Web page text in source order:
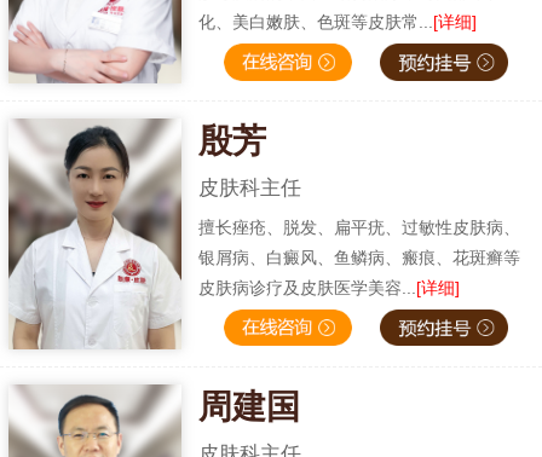
化、美白嫩肤、色斑等皮肤常... [详细]
殷芳
皮肤科主任
擅长痤疮、脱发、扁平疣、过敏性皮肤病、
银屑病、白癜风、鱼鳞病、瘢痕、花斑癣等
皮肤病诊疗及皮肤医学美容... [详细]
周建国